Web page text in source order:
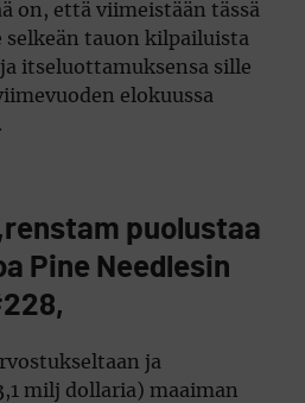
on, että viimeistään tässä
selkeän tauon kilpailuista
itseluottamuksensa sille
elokuussa
puolustaa
Pine Needlesin
ja
milj dollaria) maaiman